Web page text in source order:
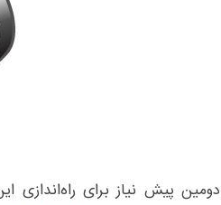
دومین پیش نیاز برای راه‌اندازی